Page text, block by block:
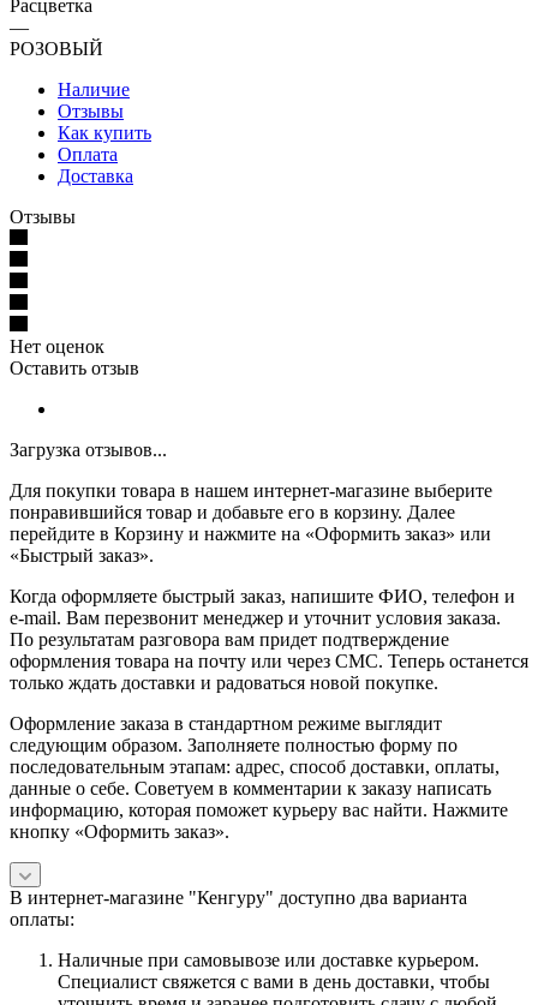
Расцветка
—
РОЗОВЫЙ
Наличие
Отзывы
Как купить
Оплата
Доставка
Отзывы
Нет оценок
Оставить отзыв
Загрузка отзывов...
Для покупки товара в нашем интернет-магазине выберите
понравившийся товар и добавьте его в корзину. Далее
перейдите в Корзину и нажмите на «Оформить заказ» или
«Быстрый заказ».
Когда оформляете быстрый заказ, напишите ФИО, телефон и
e-mail. Вам перезвонит менеджер и уточнит условия заказа.
По результатам разговора вам придет подтверждение
оформления товара на почту или через СМС. Теперь останется
только ждать доставки и радоваться новой покупке.
Оформление заказа в стандартном режиме выглядит
следующим образом. Заполняете полностью форму по
последовательным этапам: адрес, способ доставки, оплаты,
данные о себе. Советуем в комментарии к заказу написать
информацию, которая поможет курьеру вас найти. Нажмите
кнопку «Оформить заказ».
В интернет-магазине "Кенгуру" доступно два варианта
оплаты:
Наличные при самовывозе или доставке курьером.
Специалист свяжется с вами в день доставки, чтобы